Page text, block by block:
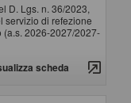
D. Lgs. n. 36/2023,
servizio di refezione
2026-2027/2027-
scheda